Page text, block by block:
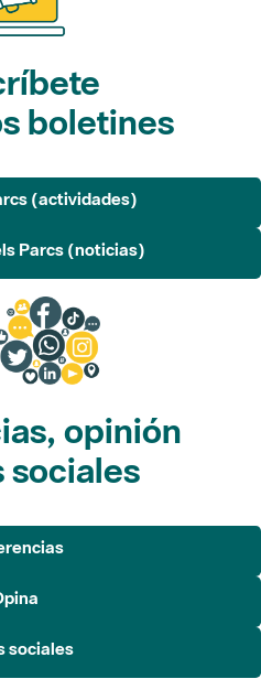
boletines
(actividades)
Parcs (noticias)
opinión
sociales
sociales